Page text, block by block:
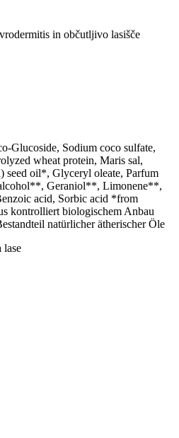
in občutljivo lasišče
Glucoside, Sodium coco sulfate,
wheat protein, Maris sal,
seed oil*, Glyceryl oleate, Parfum
Geraniol**, Limonene**,
acid, Sorbic acid *from
kontrolliert biologischem Anbau
natürlicher ätherischer Öle
lase